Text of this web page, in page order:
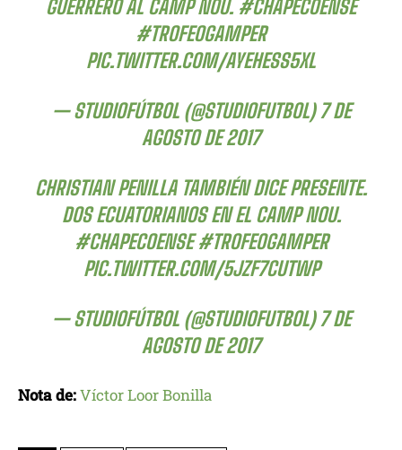
GUERRERO AL CAMP NOU. #CHAPECOENSE
#TROFEOGAMPER
PIC.TWITTER.COM/AYEHESS5XL
— STUDIOFÚTBOL (@STUDIOFUTBOL)7 DE
AGOSTO DE 2017
CHRISTIAN PENILLA TAMBIÉN DICE PRESENTE.
DOS ECUATORIANOS EN EL CAMP NOU.
#CHAPECOENSE #TROFEOGAMPER
PIC.TWITTER.COM/5JZF7CUTWP
— STUDIOFÚTBOL (@STUDIOFUTBOL)7 DE
AGOSTO DE 2017
Nota de:Víctor Loor Bonilla